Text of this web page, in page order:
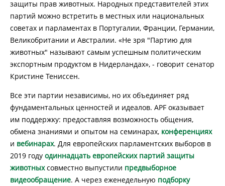
защиты прав животных. Народных представителей этих
партий можно встретить в местных или национальных
советах и ​​парламентах в Португалии, Франции, Германии,
Великобритании и Австралии. «Не зря "Партию для
животных" называют самым успешным политическим
экспортным продуктом в Нидерландах», - говорит сенатор
Кристине Тениссен.
Все эти партии независимы, но их объединяет ряд
фундаментальных ценностей и идеалов. APF оказывает
им поддержку: предоставляя возможность общения,
обмена знаниями и опытом на семинарах, конференциях
и вебинарах. Для европейских парламентских выборов в
2019 году одиннадцать европейских партий защиты
животныхсовместно выпустили предвыборное
видеообращение. А через еженедельную подборку